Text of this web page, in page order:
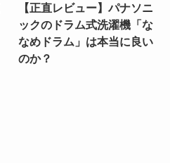
【正直レビュー】パナソニ
ックのドラム式洗濯機「な
なめドラム」は本当に良い
のか？